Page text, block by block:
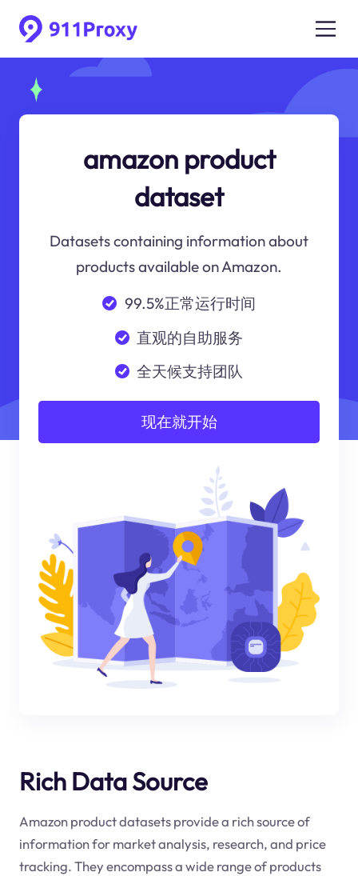
amazon product
dataset
Datasets containing information about
products available on Amazon.
99.5%正常运行时间
直观的自助服务
全天候支持团队
现在就开始
Rich Data Source
Amazon product datasets provide a rich source of
information for market analysis, research, and price
tracking. They encompass a wide range of products